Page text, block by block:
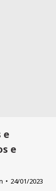
e
e
24/01/2023